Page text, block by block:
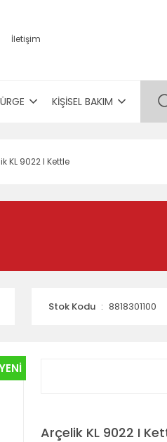
İletişim
KİŞİSEL BAKIM
KL 9022 I Kettle
Stok Kodu 8818301100
Arçelik KL 9022 I